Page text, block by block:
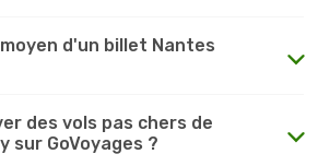
d'un billet Nantes
des vols pas chers de
sur GoVoyages ?